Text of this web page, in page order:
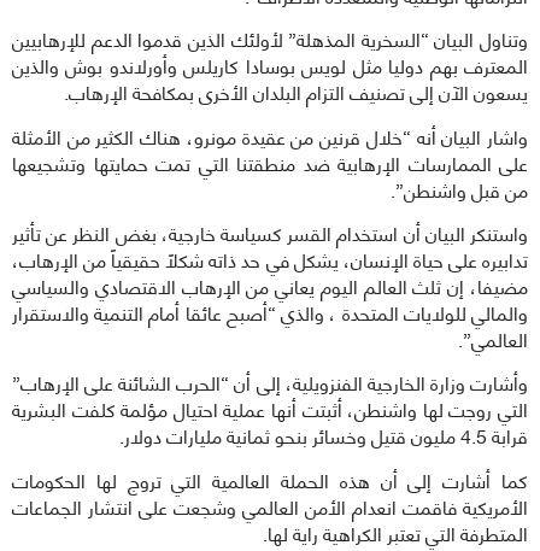
وتناول البيان “السخرية المذهلة” لأولئك الذين قدموا الدعم للإرهابيين
المعترف بهم دوليا مثل لويس بوسادا كاريلس وأورلاندو بوش والذين
يسعون الآن إلى تصنيف التزام البلدان الأخرى بمكافحة الإرهاب.
واشار البيان أنه “خلال قرنين من عقيدة مونرو، هناك الكثير من الأمثلة
على الممارسات الإرهابية ضد منطقتنا التي تمت حمايتها وتشجيعها
من قبل واشنطن”.
واستنكر البيان أن استخدام القسر كسياسة خارجية، بغض النظر عن تأثير
تدابيره على حياة الإنسان، يشكل في حد ذاته شكلاً حقيقياً من الإرهاب،
مضيفا، إن ثلث العالم اليوم يعاني من الإرهاب الاقتصادي والسياسي
والمالي للولايات المتحدة ، والذي “أصبح عائقا أمام التنمية والاستقرار
العالمي”.
وأشارت وزارة الخارجية الفنزويلية، إلى أن “الحرب الشائنة على الإرهاب”
التي روجت لها واشنطن، أثبتت أنها عملية احتيال مؤلمة كلفت البشرية
قرابة 4.5 مليون قتيل وخسائر بنحو ثمانية مليارات دولار.
كما أشارت إلى أن هذه الحملة العالمية التي تروج لها الحكومات
الأمريكية فاقمت انعدام الأمن العالمي وشجعت على انتشار الجماعات
المتطرفة التي تعتبر الكراهية راية لها.